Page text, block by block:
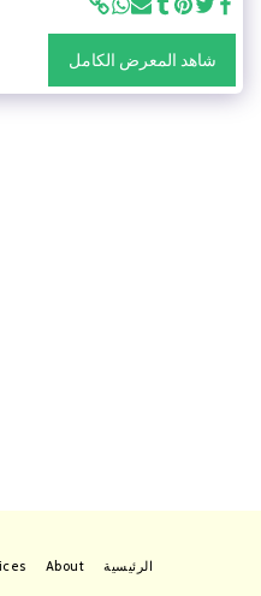
شاهد المعرض الكامل
الرئيسية About